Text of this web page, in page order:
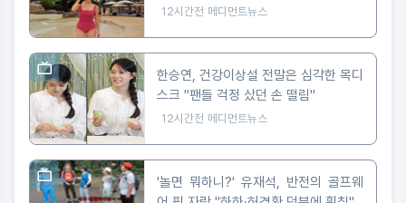
12시간전 메디먼트뉴스
한승연, 건강이상설 전말은 심각한 목디
스크 "팬들 걱정 샀던 손 떨림"
12시간전 메디먼트뉴스
'놀면 뭐하니?' 유재석, 반전의 골프웨